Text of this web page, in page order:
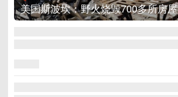
美国斯波坎：野火烧毁700多所房屋